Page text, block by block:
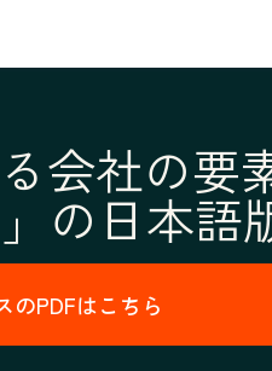
会社の要
の日本語
のPDFはこちら